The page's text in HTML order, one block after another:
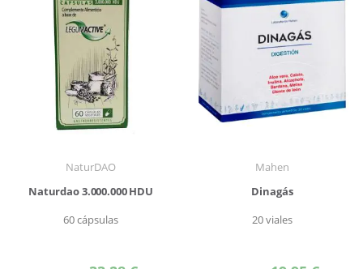
NaturDAO
Naturdao 3.000.000 HDU
60 cápsulas
Mahen
Dinagás
20 viales